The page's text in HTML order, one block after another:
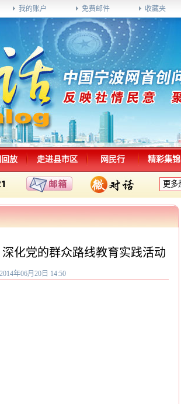
我的账户 免费邮件 收藏夹
放 走进县市区 网民行 精彩集锦
化党的群众路线教育实践活动
2014年06月20日 14:50